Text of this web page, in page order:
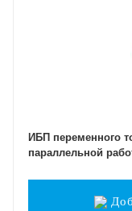
ИБП переменного
параллельной